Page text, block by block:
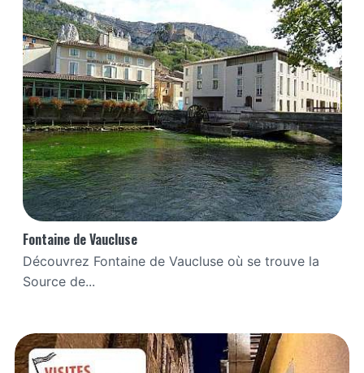
Fontaine de Vaucluse
Découvrez Fontaine de Vaucluse où se trouve la
Source de...